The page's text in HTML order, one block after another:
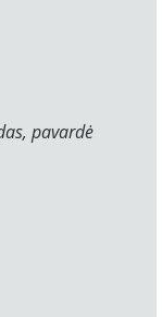
pavardė